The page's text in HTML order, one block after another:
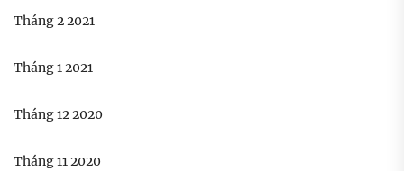
Tháng 2 2021
Tháng 1 2021
Tháng 12 2020
Tháng 11 2020